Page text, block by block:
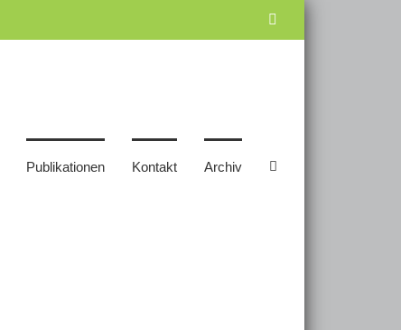
Publikationen Kontakt Archiv